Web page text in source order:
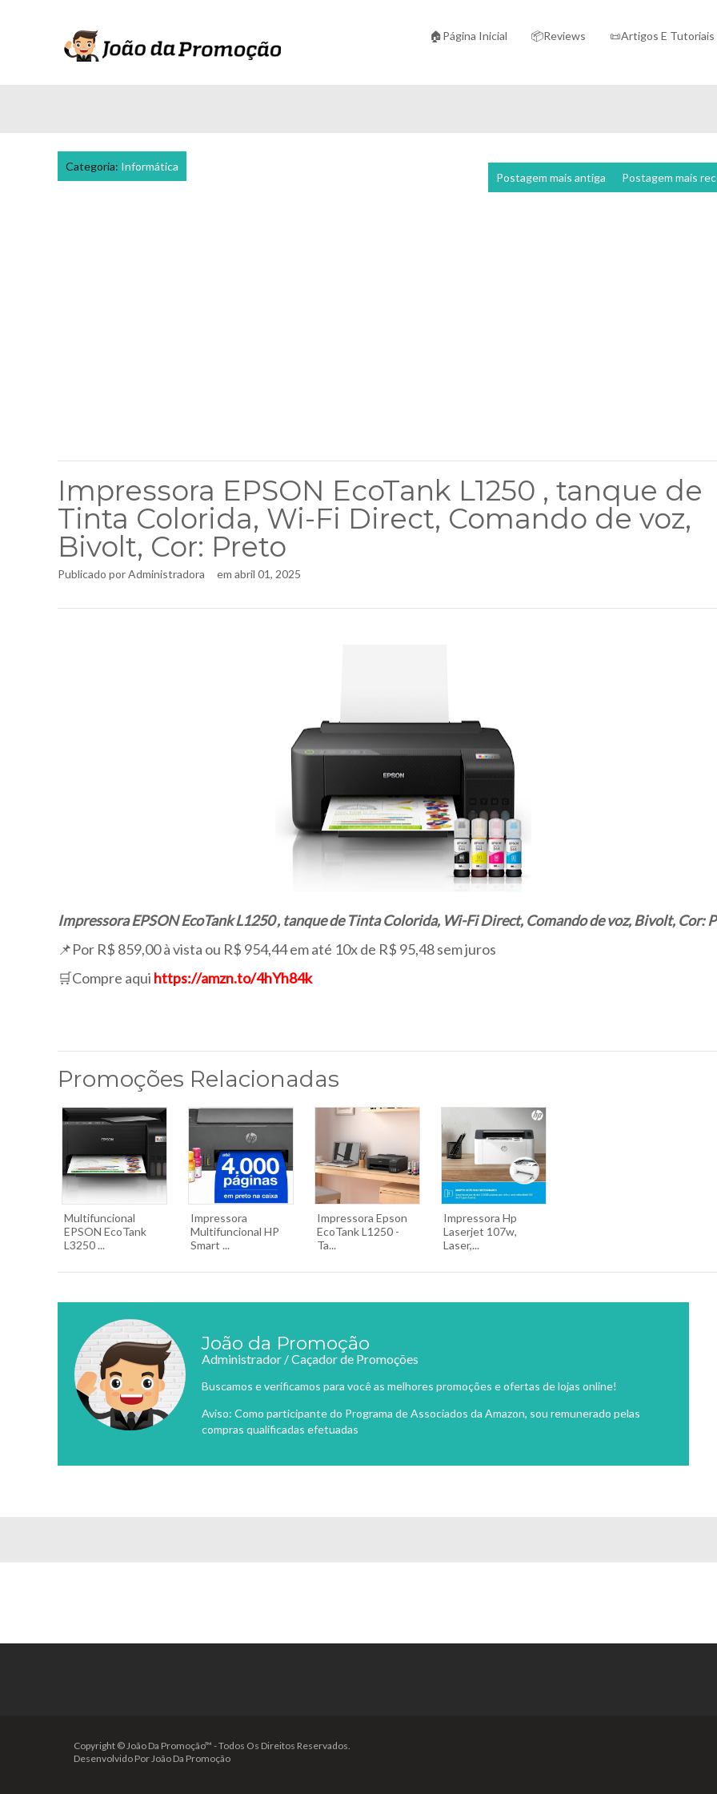
🏠Página Inicial 📦Reviews 📜Artigos E Tutoriais
Categoria: Informática
Postagem mais
Postagem mais antiga
Impressora EPSON EcoTank L1250 , tanque de
Tinta Colorida, Wi-Fi Direct, Comando de voz,
Bivolt, Cor: Preto
Publicado porAdministradora em abril 01, 2025
Impressora EPSON EcoTank L1250 , tanque de Tinta Colorida, Wi-Fi Direct, Comando de voz, Bivolt, Cor:
📌Por R$ 859,00 à vista ou R$ 954,44 em até 10x de R$ 95,48 sem juros
🛒Compre aqui https://amzn.to/4hYh84k
Promoções Relacionadas
Multifuncional
EPSON EcoTank
L3250 ...
Impressora
Multifuncional HP
Smart ...
Impressora Epson
EcoTank L1250 -
Ta...
Impressora Hp
Laserjet 107w,
Laser,...
João da Promoção
Administrador / Caçador de Promoções
Buscamos e verificamos para você as melhores promoções e ofertas de lojas online!
Aviso: Como participante do Programa de Associados da Amazon, sou remunerado pelas
compras qualificadas efetuadas
Copyright © João Da Promoção™ - Todos Os Direitos Reservados.
Desenvolvido Por João Da Promoção